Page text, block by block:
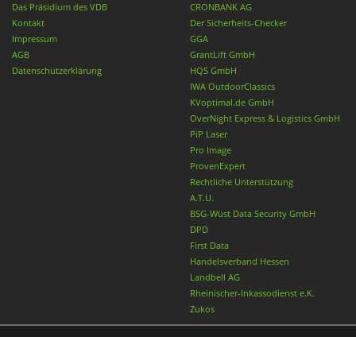
Das Präsidium des VDB
Kontakt
Impressum
AGB
Datenschutzerklärung
CRONBANK AG
Der Sicherheits-Checker
GGA
GrantLift GmbH
HQS GmbH
IWA OutdoorClassics
KVoptimal.de GmbH
OverNight Express & Logistics GmbH
PiP Laser
Pro Image
ProvenExpert
Rechtliche Unterstützung
A.T.U.
BSG-Wüst Data Security GmbH
DPD
First Data
Handelsverband Hessen
Landbell AG
Rheinischer-Inkassodienst e.K.
Zukos